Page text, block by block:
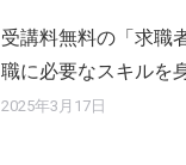
受講料無料の「求職
職に必要なスキルを
2025年3月17日